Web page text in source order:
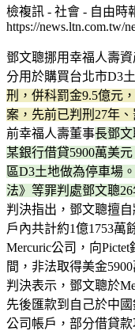
檢複訊 - 社會 - 自由時
https://news.ltn.com.tw/
鄧文聰挪用幸福人壽
分用於購買台北市D3
刑，併科罰金9.5億元
案，先前已判刑27年
前幸福人壽董事長鄧
某銀行借貸5900萬美
區D3土地做為停車場
法》等罪判處鄧文聰26
判決指出，鄧文聰擅
戶內共計約1億1753萬
Mercuric公司，向
間，非法取得美金5900
判決表示，鄧文聰於
先後匯款到自己於中
公司帳戶，部分借貸